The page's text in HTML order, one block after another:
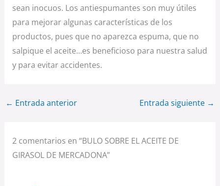
sean inocuos. Los antiespumantes son muy útiles
para mejorar algunas características de los
productos, pues que no aparezca espuma, que no
salpique el aceite…es beneficioso para nuestra salud
y para evitar accidentes.
← Entrada anterior Entrada siguiente →
2 comentarios en “BULO SOBRE EL ACEITE DE
GIRASOL DE MERCADONA”